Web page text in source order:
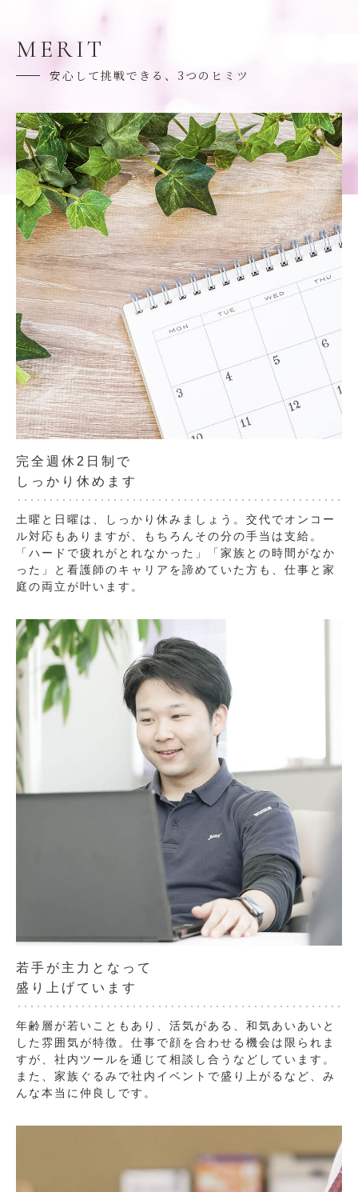
MERIT
安心して挑戦できる、3つのヒミツ
完全週休2日制で
しっかり休めます
土曜と日曜は、しっかり休みましょう。交代でオンコー
ル対応もありますが、もちろんその分の手当は支給。
「ハードで疲れがとれなかった」「家族との時間がなか
った」と看護師のキャリアを諦めていた方も、仕事と家
庭の両立が叶います。
若手が主力となって
盛り上げています
年齢層が若いこともあり、活気がある、和気あいあいと
した雰囲気が特徴。仕事で顔を合わせる機会は限られま
すが、社内ツールを通じて相談し合うなどしています。
また、家族ぐるみで社内イベントで盛り上がるなど、み
んな本当に仲良しです。